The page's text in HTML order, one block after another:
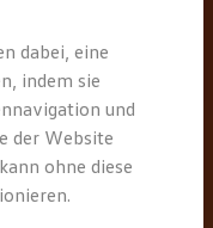
dabei, eine
indem sie
und
der Website
ohne diese